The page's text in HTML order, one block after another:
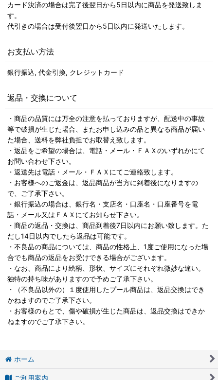
カード決済の場合は完了後翌日から5日以内に商品を発送致しま
す。
代引きの場合は受付後翌日から5日以内に発送いたします。
お支払い方法
銀行振込, 代金引換, クレジットカード
返品・交換について
・商品の品質には万全の注意を払っておりますが、配送中の事故
等で破損が生じた場合、またお申し込みの品と異なる商品が届い
た場合、送料を弊社負担でお取替え致します。
・返品をご希望の場合は、電話・メール・ＦＡＸのいずれかにて
お問い合わせ下さい。
・返送先は電話・メール・ＦＡＸにてご連絡致します。
・お客様へのご返金は、返品商品が当方に到着後になりますの
で、ご了承下さい。
・銀行振込の場合は、銀行名・支店名・口座名・口座番号を電
話・メール又はＦＡＸにてお知らせ下さい。
・商品の返品・交換は、商品到着後7日以内にお願い致します。た
だし14日以内でしたら返品は可能です。
・不良品の商品については、商品の性格上、1度ご使用になった場
合でも商品の返品をお受けできる場合がございます。
・なお、商品により絵柄、形状、サイズにそれぞれ微妙な違い。
独特の持ち味がありますので予めご了承下さい。
・（不良品以外の）１度使用したプール商品は、返品交換はでき
かねますのでご了承下さい。
・お客様のもとで、傷や破損が生じた商品は、返品交換はできか
ねますのでご了承下さい。
ホーム
ご利用案内